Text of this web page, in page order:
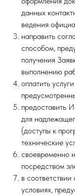
данных
ведения
направить
способом,
получения
выполнению
оплатить
предоставить
для
(доступы к
технические
своевременно
посредством
в
условиях,